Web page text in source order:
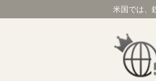
米国では、